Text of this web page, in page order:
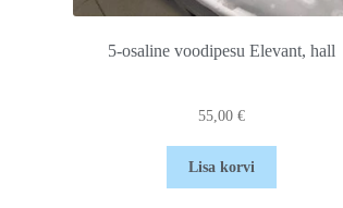
5-osaline voodipesu Elevant, hall
55,00€
Lisa korvi